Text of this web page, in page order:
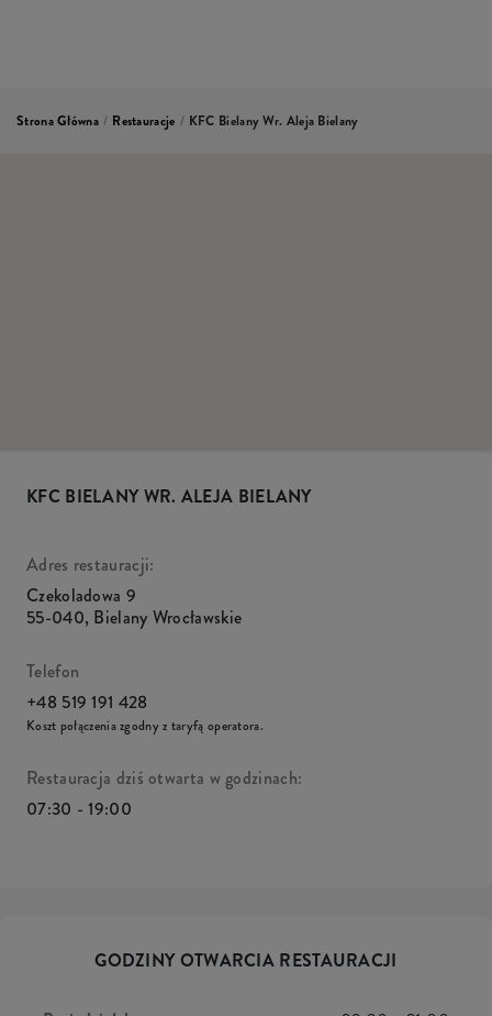
Strona Główna / Restauracje / KFC Bielany Wr. Aleja Bielany
KFC BIELANY WR. ALEJA BIELANY
Adres restauracji:
Czekoladowa 9
55-040, Bielany Wrocławskie
Telefon
+48 519 191 428
Koszt połączenia zgodny z taryfą operatora.
Restauracja dziś otwarta w godzinach:
07:30 - 19:00
GODZINY OTWARCIA RESTAURACJI